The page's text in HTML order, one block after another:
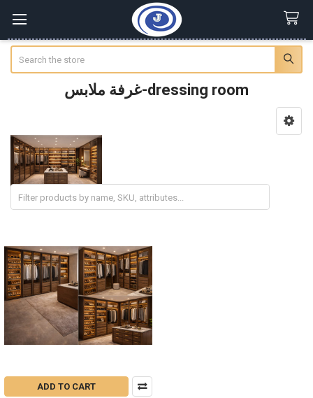
غرفة ملابس-dressing room
Sidebar
ADD TO CART